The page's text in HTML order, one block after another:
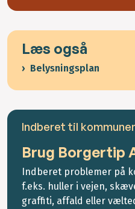
Læs også
Belysningsplan
Indberet til
Brug Borgertip
Indberet problemer på
f.eks. huller i vejen,
graffiti, affald eller